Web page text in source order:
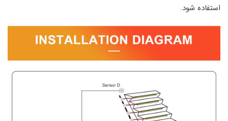
استفاده شود.